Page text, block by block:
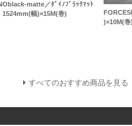
matte／ﾀﾞｲﾉﾌﾞﾗｯｸﾏｯﾄ
1524mm(幅)×15M(巻)
)×10M(巻
すべてのおすすめ商品を見る